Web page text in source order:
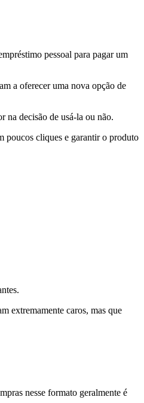
pessoal para pagar um
a oferecer uma nova opção de
na decisão de usá-la ou não.
poucos cliques e garantir o produto
extremamente caros, mas que
nesse formato geralmente é